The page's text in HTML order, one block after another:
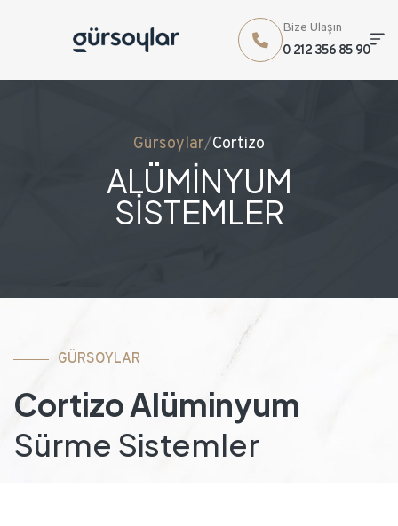
Bize Ulaşın
0 212 356 85 90
Gürsoylar/Cortizo
ALÜMİNYUM
SİSTEMLER
GÜRSOYLAR
Cortizo Alüminyum
Sürme Sistemler